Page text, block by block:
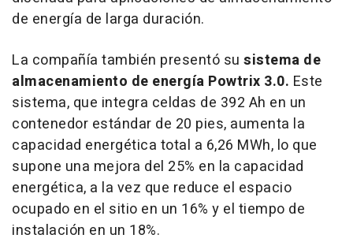
de energía de larga duración.
La compañía también presentó su sistema de
almacenamiento de energía Powtrix 3.0. Este
sistema, que integra celdas de 392 Ah en un
contenedor estándar de 20 pies, aumenta la
capacidad energética total a 6,26 MWh, lo que
supone una mejora del 25% en la capacidad
energética, a la vez que reduce el espacio
ocupado en el sitio en un 16% y el tiempo de
instalación en un 18%.